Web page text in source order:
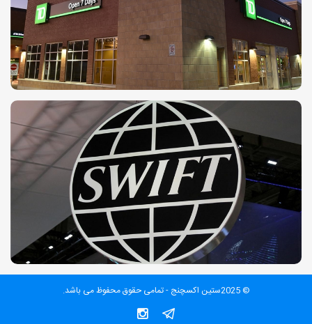
© 2025ستین اکسچنج - تمامی حقوق محفوظ می باشد.